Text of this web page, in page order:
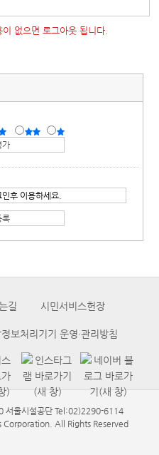
없으면 로그아웃 됩니다.
길 시민서비스헌장
보처리기기 운영·관리방침
서울시설공단 Tel:02)2290-6114
All Rights Reserved